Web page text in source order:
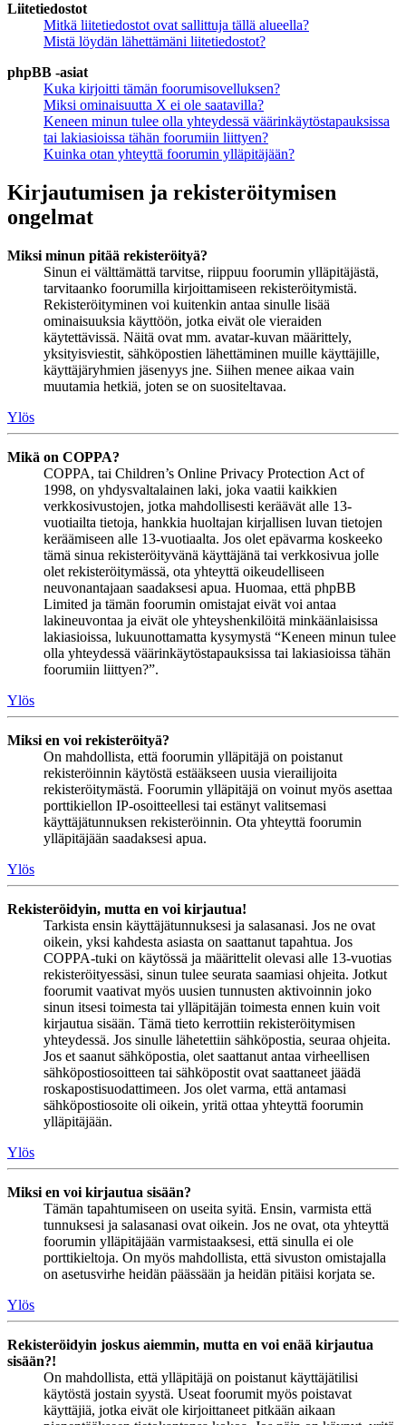
Liitetiedostot
Mitkä liitetiedostot ovat sallittuja tällä alueella?
Mistä löydän lähettämäni liitetiedostot?
phpBB -asiat
Kuka kirjoitti tämän foorumisovelluksen?
Miksi ominaisuutta X ei ole saatavilla?
Keneen minun tulee olla yhteydessä väärinkäytöstapauksissa
tai lakiasioissa tähän foorumiin liittyen?
Kuinka otan yhteyttä foorumin ylläpitäjään?
Kirjautumisen ja rekisteröitymisen
ongelmat
Miksi minun pitää rekisteröityä?
Sinun ei välttämättä tarvitse, riippuu foorumin ylläpitäjästä,
tarvitaanko foorumilla kirjoittamiseen rekisteröitymistä.
Rekisteröityminen voi kuitenkin antaa sinulle lisää
ominaisuuksia käyttöön, jotka eivät ole vieraiden
käytettävissä. Näitä ovat mm. avatar-kuvan määrittely,
yksityisviestit, sähköpostien lähettäminen muille käyttäjille,
käyttäjäryhmien jäsenyys jne. Siihen menee aikaa vain
muutamia hetkiä, joten se on suositeltavaa.
Ylös
Mikä on COPPA?
COPPA, tai Children’s Online Privacy Protection Act of
1998, on yhdysvaltalainen laki, joka vaatii kaikkien
verkkosivustojen, jotka mahdollisesti keräävät alle 13-
vuotiailta tietoja, hankkia huoltajan kirjallisen luvan tietojen
keräämiseen alle 13-vuotiaalta. Jos olet epävarma koskeeko
tämä sinua rekisteröityvänä käyttäjänä tai verkkosivua jolle
olet rekisteröitymässä, ota yhteyttä oikeudelliseen
neuvonantajaan saadaksesi apua. Huomaa, että phpBB
Limited ja tämän foorumin omistajat eivät voi antaa
lakineuvontaa ja eivät ole yhteyshenkilöitä minkäänlaisissa
lakiasioissa, lukuunottamatta kysymystä “Keneen minun tulee
olla yhteydessä väärinkäytöstapauksissa tai lakiasioissa tähän
foorumiin liittyen?”.
Ylös
Miksi en voi rekisteröityä?
On mahdollista, että foorumin ylläpitäjä on poistanut
rekisteröinnin käytöstä estääkseen uusia vierailijoita
rekisteröitymästä. Foorumin ylläpitäjä on voinut myös asettaa
porttikiellon IP-osoitteellesi tai estänyt valitsemasi
käyttäjätunnuksen rekisteröinnin. Ota yhteyttä foorumin
ylläpitäjään saadaksesi apua.
Ylös
Rekisteröidyin, mutta en voi kirjautua!
Tarkista ensin käyttäjätunnuksesi ja salasanasi. Jos ne ovat
oikein, yksi kahdesta asiasta on saattanut tapahtua. Jos
COPPA-tuki on käytössä ja määrittelit olevasi alle 13-vuotias
rekisteröityessäsi, sinun tulee seurata saamiasi ohjeita. Jotkut
foorumit vaativat myös uusien tunnusten aktivoinnin joko
sinun itsesi toimesta tai ylläpitäjän toimesta ennen kuin voit
kirjautua sisään. Tämä tieto kerrottiin rekisteröitymisen
yhteydessä. Jos sinulle lähetettiin sähköpostia, seuraa ohjeita.
Jos et saanut sähköpostia, olet saattanut antaa virheellisen
sähköpostiosoitteen tai sähköpostit ovat saattaneet jäädä
roskapostisuodattimeen. Jos olet varma, että antamasi
sähköpostiosoite oli oikein, yritä ottaa yhteyttä foorumin
ylläpitäjään.
Ylös
Miksi en voi kirjautua sisään?
Tämän tapahtumiseen on useita syitä. Ensin, varmista että
tunnuksesi ja salasanasi ovat oikein. Jos ne ovat, ota yhteyttä
foorumin ylläpitäjään varmistaaksesi, että sinulla ei ole
porttikieltoja. On myös mahdollista, että sivuston omistajalla
on asetusvirhe heidän päässään ja heidän pitäisi korjata se.
Ylös
Rekisteröidyin joskus aiemmin, mutta en voi enää kirjautua
sisään?!
On mahdollista, että ylläpitäjä on poistanut käyttäjätilisi
käytöstä jostain syystä. Useat foorumit myös poistavat
käyttäjiä, jotka eivät ole kirjoittaneet pitkään aikaan